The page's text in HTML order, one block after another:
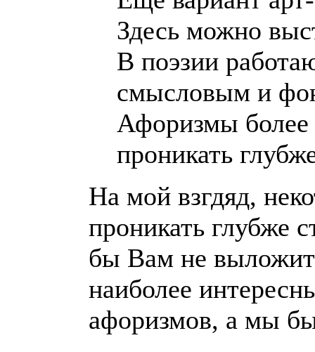
Здесь можно
В поэзии
смысловым и
Афоризмы более
проникать
На мой взгдяд,
проникать глубже
бы Вам не
наиболее
афоризмов, а мы